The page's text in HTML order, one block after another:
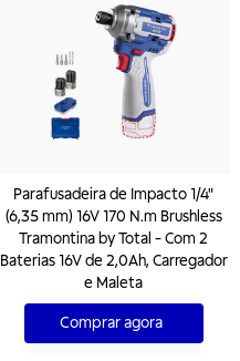
Parafusadeira de Impacto 1/4"
(6,35 mm) 16V 170 N.m Brushless
Tramontina by Total - Com 2
Baterias 16V de 2,0Ah, Carregador
e Maleta
Comprar agora